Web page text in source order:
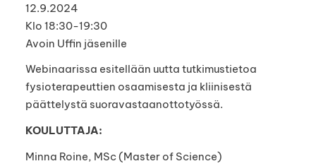
12.9.2024
Klo 18:30-19:30
Avoin Uffin jäsenille
Webinaarissa esitellään uutta tutkimustietoa
fysioterapeuttien osaamisesta ja kliinisestä
päättelystä suoravastaanottotyössä.
KOULUTTAJA:
Minna Roine, MSc (Master of Science)